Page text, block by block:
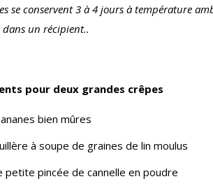
se conservent 3 à 4 jours à température
un récipient..
pour deux grandes crêpes
bien mûres
à soupe de graines de lin moulus
petite pincée de cannelle en poudre